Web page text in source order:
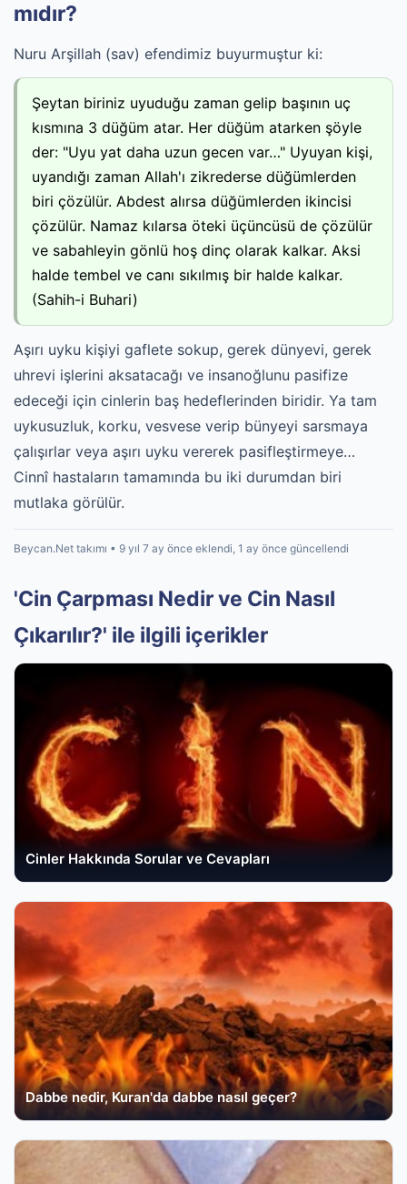
mıdır?
Nuru Arşillah (sav) efendimiz buyurmuştur ki:
Şeytan biriniz uyuduğu zaman gelip başının uç
kısmına 3 düğüm atar. Her düğüm atarken şöyle
der: "Uyu yat daha uzun gecen var…" Uyuyan kişi,
uyandığı zaman Allah'ı zikrederse düğümlerden
biri çözülür. Abdest alırsa düğümlerden ikincisi
çözülür. Namaz kılarsa öteki üçüncüsü de çözülür
ve sabahleyin gönlü hoş dinç olarak kalkar. Aksi
halde tembel ve canı sıkılmış bir halde kalkar.
(Sahih-i Buhari)
Aşırı uyku kişiyi gaflete sokup, gerek dünyevi, gerek
uhrevi işlerini aksatacağı ve insanoğlunu pasifize
edeceği için cinlerin baş hedeflerinden biridir. Ya tam
uykusuzluk, korku, vesvese verip bünyeyi sarsmaya
çalışırlar veya aşırı uyku vererek pasifleştirmeye…
Cinnî hastaların tamamında bu iki durumdan biri
mutlaka görülür.
Beycan.Net takımı • 9 yıl 7 ay önce eklendi, 1 ay önce güncellendi
'Cin Çarpması Nedir ve Cin Nasıl
Çıkarılır?' ile ilgili içerikler
Cinler Hakkında Sorular ve Cevapları
Dabbe nedir, Kuran'da dabbe nasıl geçer?